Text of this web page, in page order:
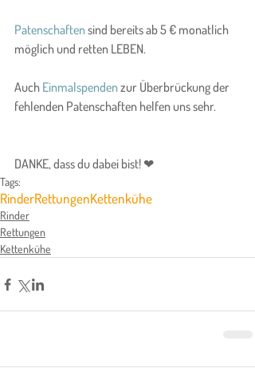
Patenschaften sind bereits ab 5 € monatlich
möglich und retten LEBEN.
Auch Einmalspenden zur Überbrückung der
fehlenden Patenschaften helfen uns sehr.
DANKE, dass du dabei bist! ❤
Tags:
RinderRettungenKettenkühe
Rinder
Rettungen
Kettenkühe